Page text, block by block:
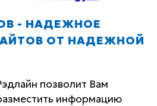
- НАДЕЖНОЕ
ОТ НАДЕЖНОЙ
позволит Вам
информацию